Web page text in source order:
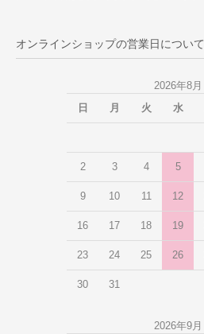
オンラインショップの営業日について
2026年8月
日
月 火 水
2 3 4 5
9 10 11 12
16 17 18 19
23 24 25 26
30 31
2026年9月